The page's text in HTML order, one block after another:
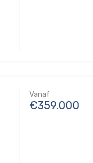
Vanaf
€359.000